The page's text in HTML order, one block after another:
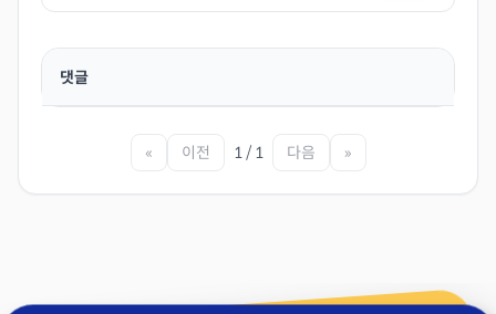
댓글
« 이전 1 / 1 다음 »